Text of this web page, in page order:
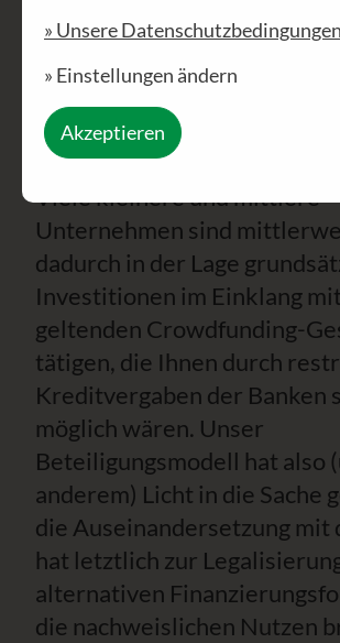
Finanzierungsform geführt
sogenannte Crowdfunding
außer Zweifel stellt und
Viele kleinere und mittlere
Unternehmen sind
dadurch in der Lage
Investitionen im Einklang
geltenden Crowdfunding-
tätigen, die Ihnen durch
Kreditvergaben der Banken
möglich wären. Unser
Beteiligungsmodell hat also
anderem) Licht in die Sache
die Auseinandersetzung mit
hat letztlich zur
alternativen
die nachweislichen Nutzen
» Unsere Datenschutzbedingungen
» Einstellungen ändern
Akzeptieren